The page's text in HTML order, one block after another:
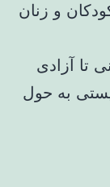
و زنان
تا آزادی
به حول